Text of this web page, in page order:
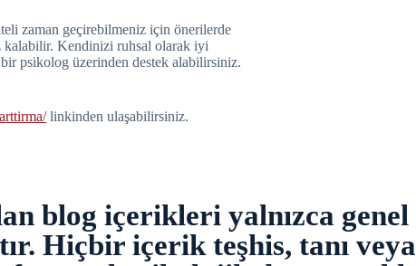
zaman geçirebilmeniz için önerilerde
Kendinizi ruhsal olarak iyi
bir psikolog üzerinden destek alabilirsiniz.
linkinden ulaşabilirsiniz.
blog içerikleri yalnızca genel
Hiçbir içerik teşhis, tanı veya